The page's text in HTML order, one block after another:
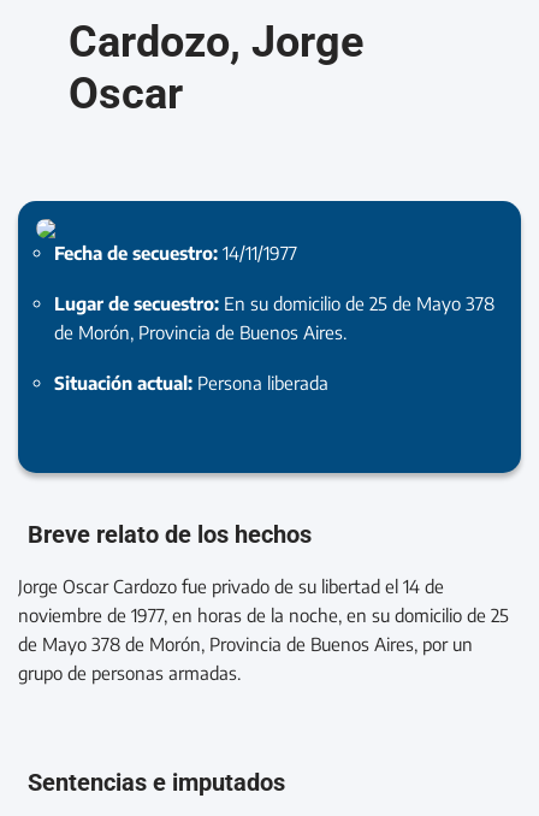
Cardozo, Jorge
Oscar
Fecha de secuestro: 14/11/1977
Lugar de secuestro: En su domicilio de 25 de Mayo 378
de Morón, Provincia de Buenos Aires.
Situación actual: Persona liberada
Breve relato de los hechos
Jorge Oscar Cardozo fue privado de su libertad el 14 de
noviembre de 1977, en horas de la noche, en su domicilio de 25
de Mayo 378 de Morón, Provincia de Buenos Aires, por un
grupo de personas armadas.
Sentencias e imputados